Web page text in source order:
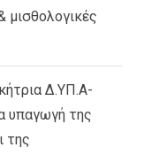
μισθολογικές
Δ.ΥΠ.Α-
υπαγωγή της
της